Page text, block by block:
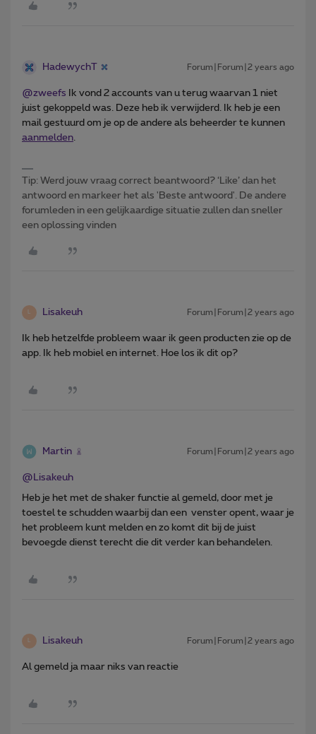
HadewychT Forum|Forum|2 years ago
@zweefs Ik vond 2 accounts van u terug waarvan 1 niet
juist gekoppeld was. Deze heb ik verwijderd. Ik heb je een
mail gestuurd om je op de andere als beheerder te kunnen
aanmelden
Tip: Werd jouw vraag correct beantwoord? ‘Like’ dan het
antwoord en markeer het als 'Beste antwoord'. De andere
forumleden in een gelijkaardige situatie zullen dan sneller
een oplossing vinden
L Lisakeuh Forum|Forum|2 years ago
Ik heb hetzelfde probleem waar ik geen producten zie op de
app. Ik heb mobiel en internet. Hoe los ik dit op?
Martin Forum|Forum|2 years ago
@Lisakeuh
Heb je het met de shaker functie al gemeld, door met je
toestel te schudden waarbij dan een venster opent, waar je
het probleem kunt melden en zo komt dit bij de juist
bevoegde dienst terecht die dit verder kan behandelen.
L Lisakeuh Forum|Forum|2 years ago
Al gemeld ja maar niks van reactie